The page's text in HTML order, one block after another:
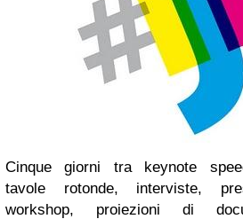
Cinque giorni tra keynote
tavole rotonde, interviste,
workshop, proiezioni di